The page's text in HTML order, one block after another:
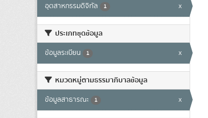
อุตสาหกรรมดิจิทัล 1 x
ประเภทชุดข้อมูล
ข้อมูลระเบียน 1 x
หมวดหมู่ตามธรรมาภิบาลข้อมูล
ข้อมูลสาธารณะ 1 x